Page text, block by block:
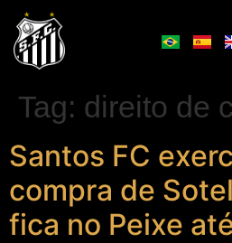
Tag: direito de
Santos FC
compra de
fica no Peixe